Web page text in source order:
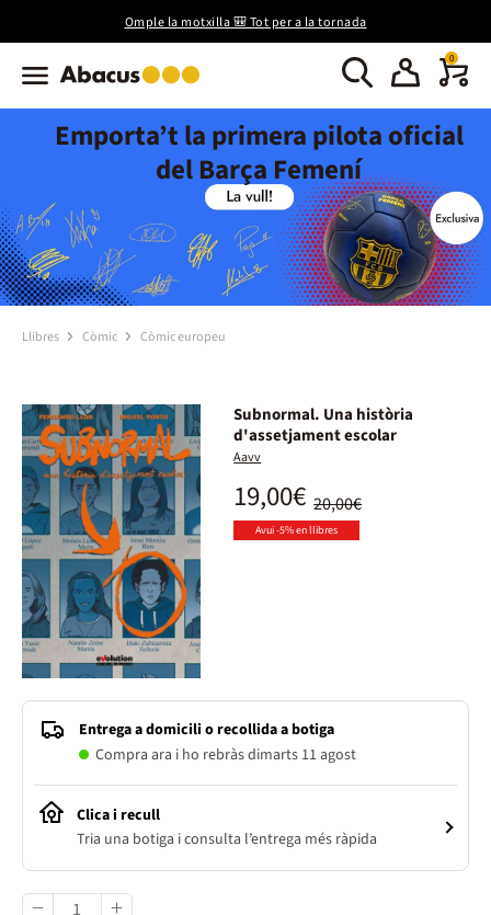
Omple la motxilla 🎒 Tot per a la tornada
0
Emporta’t la primera pilota oficial
del Barça Femení
Llibres Còmic Còmic europeu
Subnormal. Una història
d'assetjament escolar
Aavv
20,00€
19,00€
Avui -5% en llibres
Entrega a domicili o recollida a botiga
Compra ara i ho rebràs dimarts 11 agost
Clica i recull
Tria una botiga i consulta l’entrega més ràpida